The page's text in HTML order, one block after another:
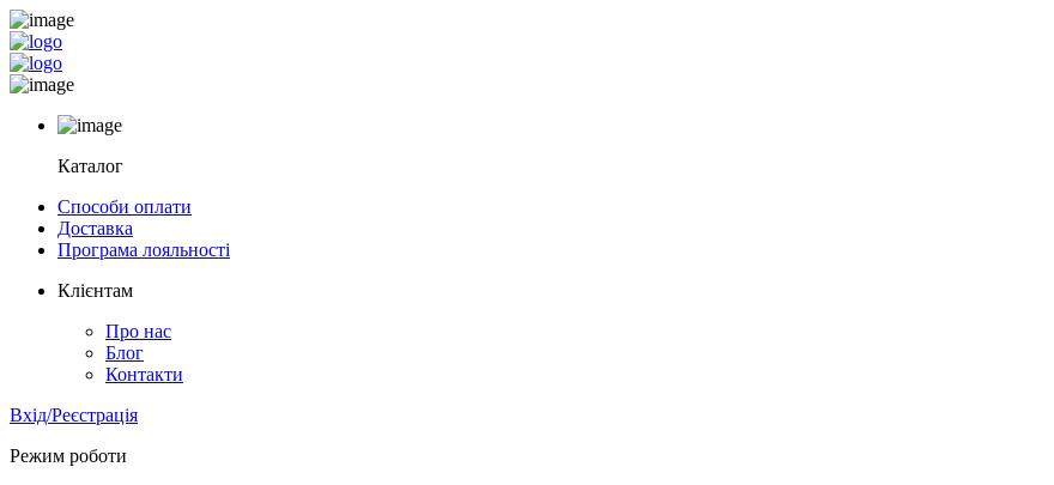
Каталог
Способи оплати
Доставка
Програма лояльності
Клієнтам
Про нас
Блог
Контакти
Вхід/Реєстрація
Режим роботи